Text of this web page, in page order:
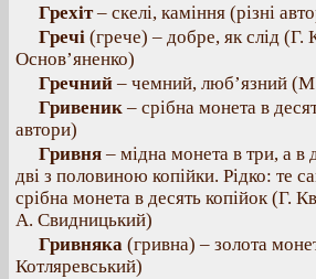
Грехіт– скелі, каміння (різні
Гречі (грече) – добре, як слід (Г.
Основ’яненко)
Гречний – чемний, люб’язний
Гривеник – срібна монета в
автори)
Гривня – мідна монета в три, а в
дві з половиною копійки. Рідко: те
срібна монета в десять копійок (Г.
А. Свидницький)
Гривняка (гривна) – золота
Котляревський)